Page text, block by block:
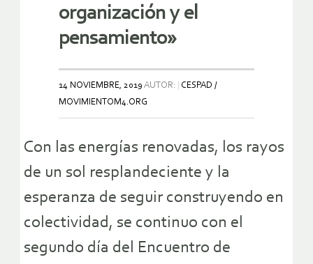
organización y el
pensamiento»
14 NOVIEMBRE, 2019 AUTOR:
CESPAD /
MOVIMIENTOM4.ORG
Con las energías renovadas, los rayos
de un sol resplandeciente y la
esperanza de seguir construyendo en
colectividad, se continuo con el
segundo día del Encuentro de